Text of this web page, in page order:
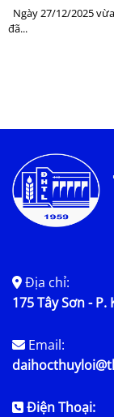
Ngày 27/12/2025
đã...
Địa chỉ:
175 Tây Sơn -
Email:
Điện Thoại: